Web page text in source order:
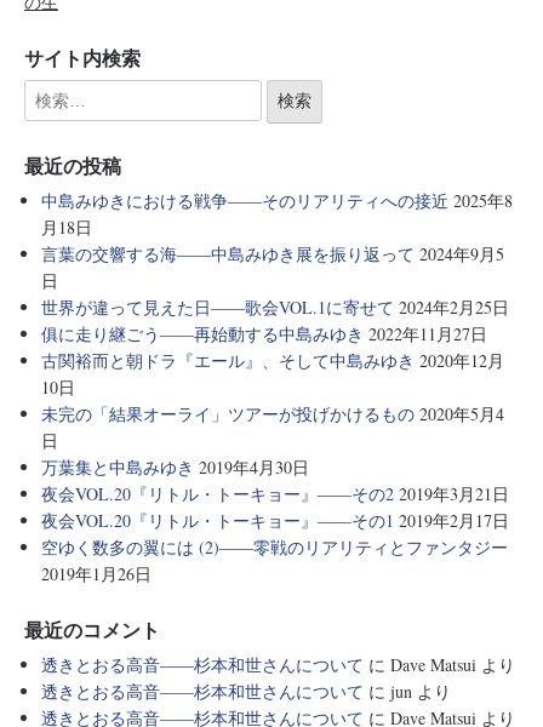
サイト内検索
最近の投稿
中島みゆきにおける戦争――そのリアリティへの接近 2025年8
月18日
言葉の交響する海――中島みゆき展を振り返って 2024年9月5
日
世界が違って見えた日――歌会VOL.1に寄せて 2024年2月25日
俱に走り継ごう――再始動する中島みゆき 2022年11月27日
古関裕而と朝ドラ『エール』、そして中島みゆき 2020年12月
10日
未完の「結果オーライ」ツアーが投げかけるもの 2020年5月4
日
万葉集と中島みゆき 2019年4月30日
夜会VOL.20『リトル・トーキョー』――その2 2019年3月21日
夜会VOL.20『リトル・トーキョー』――その1 2019年2月17日
空ゆく数多の翼には (2)――零戦のリアリティとファンタジー
2019年1月26日
最近のコメント
透きとおる高音――杉本和世さんについて に Dave Matsui より
透きとおる高音――杉本和世さんについて に jun より
透きとおる高音――杉本和世さんについて に Dave Matsui より